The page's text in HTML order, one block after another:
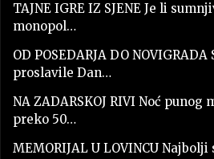
TAJNE IGRE IZ SJENE Je li
monopol…
OD POSEDARJA DO
proslavile Dan…
NA ZADARSKOJ RIVI Noć punog
preko 50…
MEMORIJAL U LOVINCU